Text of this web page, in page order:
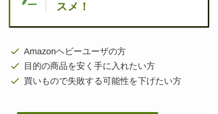
スメ！
Amazonヘビーユーザの方
目的の商品を安く手に入れたい方
買いもので失敗する可能性を下げたい方